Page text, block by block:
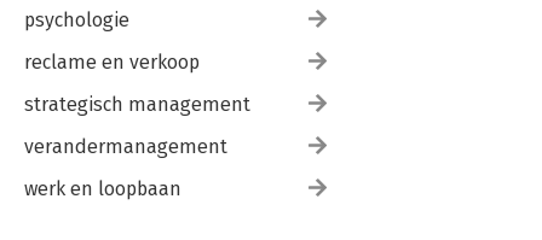
psychologie
reclame en verkoop
strategisch management
verandermanagement
werk en loopbaan